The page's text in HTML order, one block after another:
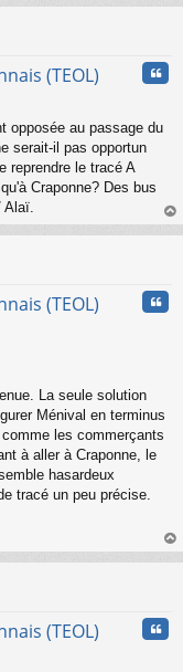
(TEOL)
opposée au passage du
serait-il pas opportun
reprendre le tracé A
Craponne? Des bus
au
(TEOL)
La seule solution
Ménival en terminus
les commerçants
à aller à Craponne, le
hasardeux
tracé un peu précise.
au
(TEOL)